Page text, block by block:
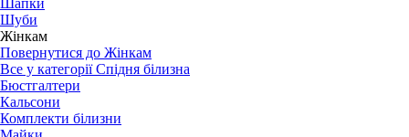
Шапки
Шуби
Жінкам
Повернутися до Жінкам
Все у категорії Спідня білизна
Бюстгалтери
Кальсони
Комплекти білизни